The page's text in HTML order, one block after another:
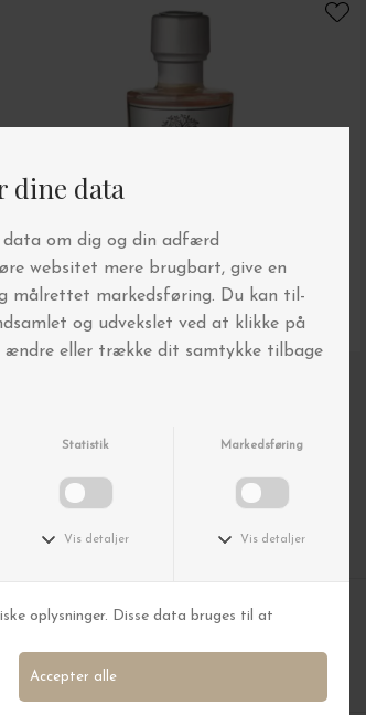
DKK 109,00